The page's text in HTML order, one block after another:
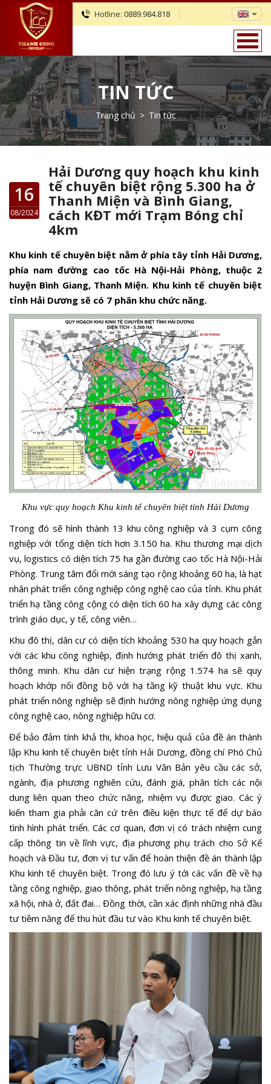
Hotline: 0889.984.818
TIN TỨC
Trang chủ > Tin tức
16
08/2024
Hải Dương quy hoạch khu kinh
tế chuyên biệt rộng 5.300 ha ở
Thanh Miện và Bình Giang,
cách KĐT mới Trạm Bóng chỉ
4km
Khu kinh tế chuyên biệt nằm ở phía tây tỉnh Hải Dương,
phía nam đường cao tốc Hà Nội-Hải Phòng, thuộc 2
huyện Bình Giang, Thanh Miện. Khu kinh tế chuyên biệt
tỉnh Hải Dương sẽ có 7 phân khu chức năng.
Khu vực quy hoạch Khu kinh tế chuyên biệt tỉnh Hải Dương
Trong đó sẽ hình thành 13 khu công nghiệp và 3 cụm công
nghiệp với tổng diện tích hơn 3.150 ha. Khu thương mại dịch
vụ, logistics có diện tích 75 ha gần đường cao tốc Hà Nội-Hải
Phòng. Trung tâm đổi mới sáng tạo rộng khoảng 60 ha, là hạt
nhân phát triển công nghiệp công nghệ cao của tỉnh. Khu phát
triển hạ tầng công cộng có diện tích 60 ha xây dựng các công
trình giáo dục, y tế, công viên…
Khu đô thị, dân cư có diện tích khoảng 530 ha quy hoạch gắn
với các khu công nghiệp, định hướng phát triển đô thị xanh,
thông minh. Khu dân cư hiện trạng rộng 1.574 ha sẽ quy
hoạch khớp nối đồng bộ với hạ tầng kỹ thuật khu vực. Khu
phát triển nông nghiệp sẽ định hướng nông nghiệp ứng dụng
công nghệ cao, nông nghiệp hữu cơ.
Để bảo đảm tính khả thi, khoa học, hiệu quả của đề án thành
lập Khu kinh tế chuyên biệt tỉnh Hải Dương, đồng chí Phó Chủ
tịch Thường trực UBND tỉnh Lưu Văn Bản yêu cầu các sở,
ngành, địa phương nghiên cứu, đánh giá, phân tích các nội
dung liên quan theo chức năng, nhiệm vụ được giao. Các ý
kiến tham gia phải căn cứ trên điều kiện thực tế để dự báo
tình hình phát triển. Các cơ quan, đơn vị có trách nhiệm cung
cấp thông tin về lĩnh vực, địa phương phụ trách cho Sở Kế
hoạch và Đầu tư, đơn vị tư vấn để hoàn thiện đề án thành lập
Khu kinh tế chuyên biệt. Trong đó lưu ý tới các vấn đề về hạ
tầng công nghiệp, giao thông, phát triển nông nghiệp, hạ tầng
xã hội, nhà ở, đất đai… Đồng thời, cần xác định những nhà đầu
tư tiềm năng để thu hút đầu tư vào Khu kinh tế chuyên biệt.